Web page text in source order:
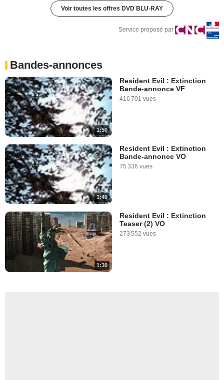
Voir toutes les offres DVD BLU-RAY
Service proposé par
Bandes-annonces
1:50
Resident Evil : Extinction
Bande-annonce VF
416 701 vues
1:49
Resident Evil : Extinction
Bande-annonce VO
75 336 vues
1:30
Resident Evil : Extinction
Teaser (2) VO
273 552 vues